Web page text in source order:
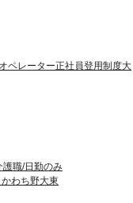
ペレーター正社員登用制度大
護職/日勤のみ
わち野大東